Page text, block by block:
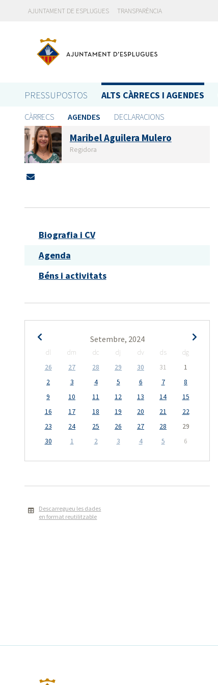
AJUNTAMENT DE ESPLUGUES TRANSPARÈNCIA
PRESSUPOSTOS ALTS CÀRRECS I AGENDES
CÀRRECS AGENDES DECLARACIONS
Maribel Aguilera Mulero
Regidora
Biografia i CV
Agenda
Béns i activitats
Setembre, 2024
dl dm dc dj dv ds
dg
26
27 28 29 30 31
1
2
3 4 5 6 7
8
9
10 11 12 13 14
15
16
17 18 19 20 21
22
23
24 25 26 27 28
29
30
1 2 3 4 5 6
Descarregueu les dades
en format reutilitzable